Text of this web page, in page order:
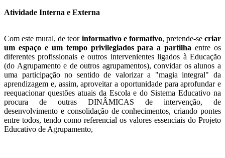
Atividade Interna e Externa
Com este mural, de teor informativo e formativo, pretende-secriar
um espaço e um tempo privilegiados para a partilha entre os
diferentes profissionais e outros intervenientes ligados à Educação
(do Agrupamento e de outros agrupamentos), convidar os alunos a
uma participação no sentido de valorizar a "magia integral" da
aprendizagem e, assim, aproveitar a oportunidade para aprofundar e
reequacionar questões atuais da Escola e do Sistema Educativo na
procura de outras DINÂMICAS de intervenção, de
desenvolvimento e consolidação de conhecimentos, criando pontes
entre todos, tendo como referencial os valores essenciais do Projeto
Educativo de Agrupamento,